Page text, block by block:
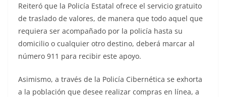
Reiteró que la Policía Estatal ofrece el servicio gratuito
de traslado de valores, de manera que todo aquel que
requiera ser acompañado por la policía hasta su
domicilio o cualquier otro destino, deberá marcar al
número 911 para recibir este apoyo.
Asimismo, a través de la Policía Cibernética se exhorta
a la población que desee realizar compras en línea, a